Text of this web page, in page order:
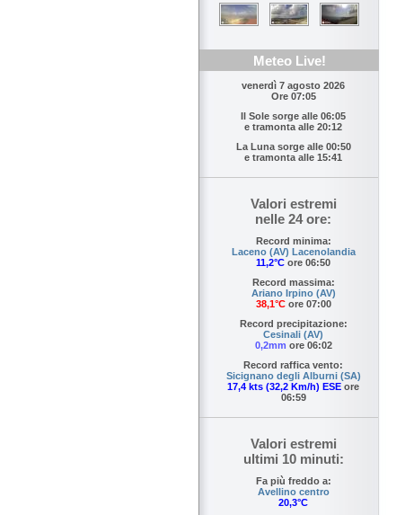
Meteo Live!
venerdì 7 agosto 2026
Ore 07:05
Il Sole sorge alle 06:05
e tramonta alle 20:12
La Luna sorge alle 00:50
e tramonta alle 15:41
Valori estremi
nelle 24 ore:
Record minima:
Laceno (AV) Lacenolandia
11,2°C ore 06:50
Record massima:
Ariano Irpino (AV)
38,1°Core 07:00
Record precipitazione:
Cesinali (AV)
0,2mm ore 06:02
Record raffica vento:
Sicignano degli Alburni (SA)
17,4 kts (32,2 Km/h) ESE ore
06:59
Valori estremi
ultimi 10 minuti:
Fa più freddo a:
Avellino centro
20,3°C